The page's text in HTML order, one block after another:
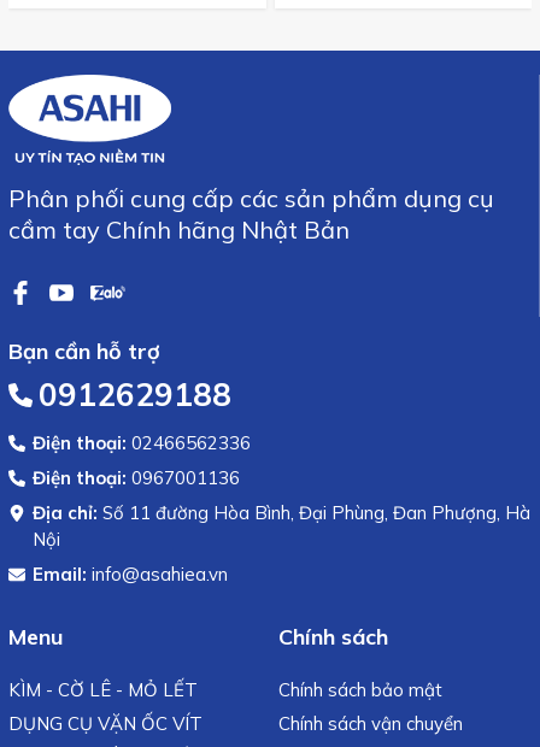
Phân phối cung cấp các sản phẩm dụng cụ
cầm tay Chính hãng Nhật Bản
Bạn cần hỗ trợ
0912629188
Điện thoại: 02466562336
Điện thoại: 0967001136
Địa chỉ: Số 11 đường Hòa Bình, Đại Phùng, Đan Phượng, Hà
Nội
Email: info@asahiea.vn
Menu
KÌM - CỜ LÊ - MỎ LẾT
DỤNG CỤ VẶN ỐC VÍT
Chính sách
Chính sách bảo mật
Chính sách vận chuyển